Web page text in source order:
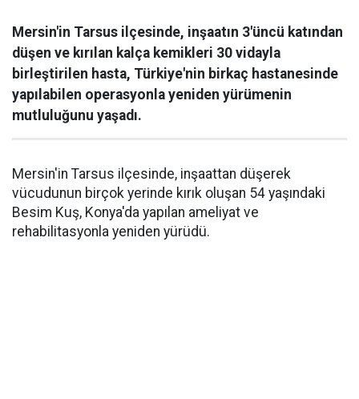
Mersin'in Tarsus ilçesinde, inşaatın 3'üncü katından
düşen ve kırılan kalça kemikleri 30 vidayla
birleştirilen hasta, Türkiye'nin birkaç hastanesinde
yapılabilen operasyonla yeniden yürümenin
mutluluğunu yaşadı.
Mersin'in Tarsus ilçesinde, inşaattan düşerek
vücudunun birçok yerinde kırık oluşan 54 yaşındaki
Besim Kuş, Konya'da yapılan ameliyat ve
rehabilitasyonla yeniden yürüdü.